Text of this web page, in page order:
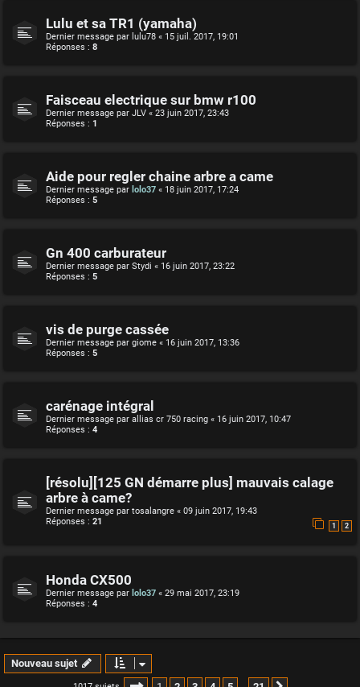
Lulu et sa TR1 (yamaha)
Dernier message par lulu78 « 15 juil. 2017, 19:01
Réponses : 8
Faisceau electrique sur bmw r100
Dernier message par JLV « 23 juin 2017, 23:43
Réponses : 1
Aide pour regler chaine arbre a came
Dernier message par lolo37 « 18 juin 2017, 17:24
Réponses : 5
Gn 400 carburateur
Dernier message par Stydi « 16 juin 2017, 23:22
Réponses : 5
vis de purge cassée
Dernier message par giome « 16 juin 2017, 13:36
Réponses : 5
carénage intégral
Dernier message par allias cr 750 racing « 16 juin 2017, 10:47
Réponses : 4
[résolu][125 GN démarre plus] mauvais calage
arbre à came?
Dernier message par tosalangre « 09 juin 2017, 19:43
Réponses : 21 1 2
Honda CX500
Dernier message par lolo37 « 29 mai 2017, 23:19
Réponses : 4
Nouveau sujet